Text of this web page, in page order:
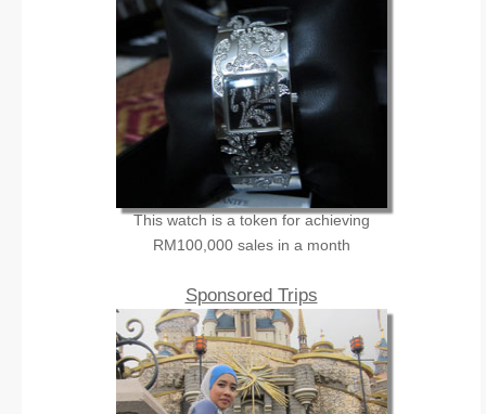
This watch is a token for achieving
RM100,000 sales in a month
Sponsored Trips